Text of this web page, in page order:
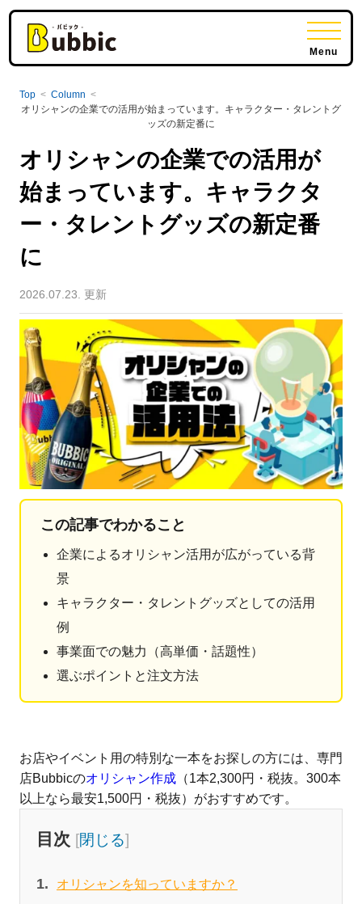
Menu
Top < Column <
オリシャンの企業での活用が始まっています。キャラクター・タレントグ
ッズの新定番に
オリシャンの企業での活用が
始まっています。キャラクタ
ー・タレントグッズの新定番
に
2026.07.23. 更新
この記事でわかること
企業によるオリシャン活用が広がっている背
景
キャラクター・タレントグッズとしての活用
例
事業面での魅力（高単価・話題性）
選ぶポイントと注文方法
お店やイベント用の特別な一本をお探しの方には、専門
店Bubbicのオリシャン作成 （1本2,300円・税抜。300本
以上なら最安1,500円・税抜）がおすすめです。
目次 [閉じる]
オリシャンを知っていますか？